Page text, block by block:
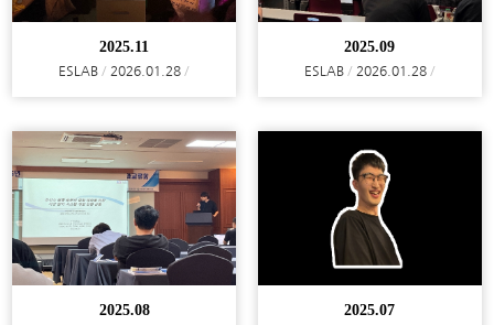
2025.11
ESLAB 2026.01.28
2025.09
ESLAB 2026.01.28
2025.08 2025.07